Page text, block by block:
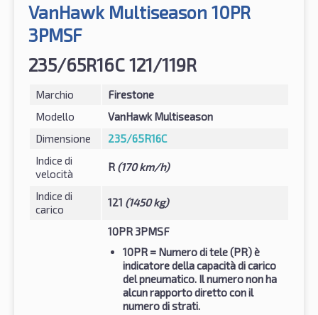
VanHawk Multiseason 10PR
3PMSF
235/65R16C 121/119R
Marchio
Firestone
Modello
VanHawk Multiseason
Dimensione
235/65R16C
Indice di
velocità
R (170 km/h)
Indice di
carico
121 (1450 kg)
10PR 3PMSF
10PR = Numero di tele (PR) è
indicatore della capacità di carico
del pneumatico. Il numero non ha
alcun rapporto diretto con il
numero di strati.